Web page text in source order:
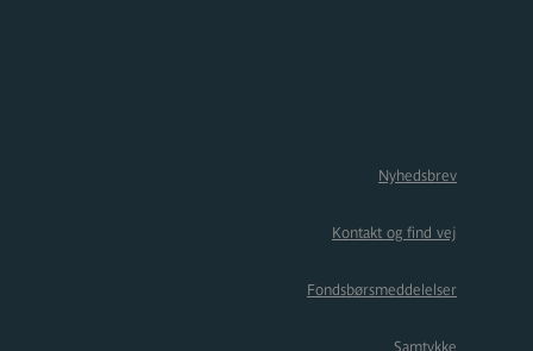
Nyhedsbrev
Kontakt og find vej
Fondsbørsmeddelelser
Samtykke